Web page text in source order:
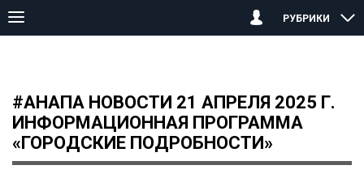
РУБРИКИ
#АНАПА НОВОСТИ 21 апреля 2025
#АНАПА НОВОСТИ 21 АПРЕЛЯ 2025 Г.
ИНФОРМАЦИОННАЯ ПРОГРАММА
«ГОРОДСКИЕ ПОДРОБНОСТИ»